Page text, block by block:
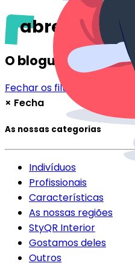
abre um hotel
O blogue
Fechar os filtros
× Fecha
As nossas categorias
Indivíduos
Profissionais
Características
As nossas regiões
StyQR Interior
Gostamos deles
Outros